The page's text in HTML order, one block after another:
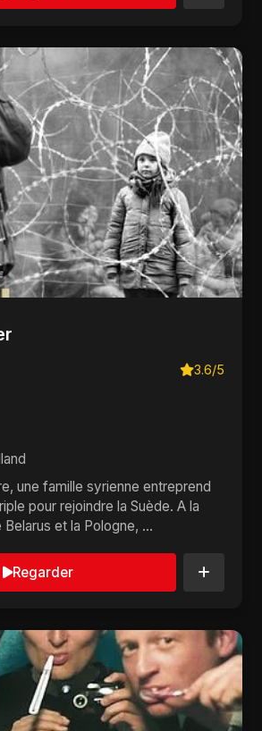
3.6/5
une famille syrienne entreprend
pour rejoindre la Suède. A la
et la Pologne, ...
Regarder